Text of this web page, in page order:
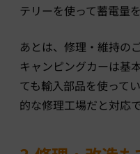
テリーを使って蓄電量
あとは、修理・維持の
キャンピングカーは基
ても輸入部品を使って
的な修理工場だと対応